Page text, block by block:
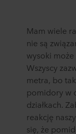
Mam wiele
nie są
wysoki
Wszyscy
metra, bo
pomidory w
działkach.
reakcję
się, że